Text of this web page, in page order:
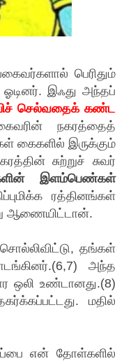
பெரிதும்
இஃது அந்தப்
செல்வதைக் கண்ட
நகரத்தைத்
கைகளில் இருக்கும்
சுற்றுச் சுவர்
இளம்பெண்கள்
ரத்தினங்கள்
ஆணையிட்டான்.
தங்கள்
அந்த
ஒலி உண்டானது.(8)
மதில்
என் தோள்களில்